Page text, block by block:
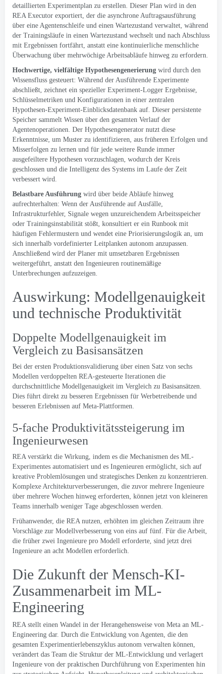
detaillierten Experimentplan zu erstellen. Dieser Plan wird in den
REA Executor exportiert, der die asynchrone Auftragsausführung
über eine Agentenschleife und einen Wartezustand verwaltet, während
der Trainingsläufe in einen Wartezustand wechselt und nach Abschluss
mit Ergebnissen fortfährt, anstatt eine kontinuierliche menschliche
Überwachung über mehrwöchige Arbeitsabläufe hinweg zu erfordern.
Hochwertige, vielfältige Hypothesengenerierung wird durch den
Wissensfluss gesteuert: Während der Ausführende Experimente
abschließt, zeichnet ein spezieller Experiment-Logger Ergebnisse,
Schlüsselmetriken und Konfigurationen in einer zentralen
Hypothesen-Experiment-Einblicksdatenbank auf. Dieser persistente
Speicher sammelt Wissen über den gesamten Verlauf der
Agentenoperationen. Der Hypothesengenerator nutzt diese
Erkenntnisse, um Muster zu identifizieren, aus früheren Erfolgen und
Misserfolgen zu lernen und für jede weitere Runde immer
ausgefeiltere Hypothesen vorzuschlagen, wodurch der Kreis
geschlossen und die Intelligenz des Systems im Laufe der Zeit
verbessert wird.
Belastbare Ausführung wird über beide Abläufe hinweg
aufrechterhalten: Wenn der Ausführende auf Ausfälle,
Infrastrukturfehler, Signale wegen unzureichendem Arbeitsspeicher
oder Trainingsinstabilität stößt, konsultiert er ein Runbook mit
häufigen Fehlermustern und wendet eine Priorisierungslogik an, um
sich innerhalb vordefinierter Leitplanken autonom anzupassen.
Anschließend wird der Planer mit umsetzbaren Ergebnissen
weitergeführt, anstatt den Ingenieuren routinemäßige
Unterbrechungen aufzuzeigen.
Auswirkung: Modellgenauigkeit
und technische Produktivität
Doppelte Modellgenauigkeit im
Vergleich zu Basisansätzen
Bei der ersten Produktionsvalidierung über einen Satz von sechs
Modellen verdoppelten REA-gesteuerte Iterationen die
durchschnittliche Modellgenauigkeit im Vergleich zu Basisansätzen.
Dies führt direkt zu besseren Ergebnissen für Werbetreibende und
besseren Erlebnissen auf Meta-Plattformen.
5-fache Produktivitätssteigerung im
Ingenieurwesen
REA verstärkt die Wirkung, indem es die Mechanismen des ML-
Experimentes automatisiert und es Ingenieuren ermöglicht, sich auf
kreative Problemlösungen und strategisches Denken zu konzentrieren.
Komplexe Architekturverbesserungen, die zuvor mehrere Ingenieure
über mehrere Wochen hinweg erforderten, können jetzt von kleineren
Teams innerhalb weniger Tage abgeschlossen werden.
Frühanwender, die REA nutzen, erhöhten im gleichen Zeitraum ihre
Vorschläge zur Modellverbesserung von eins auf fünf. Für die Arbeit,
die früher zwei Ingenieure pro Modell erforderte, sind jetzt drei
Ingenieure an acht Modellen erforderlich.
Die Zukunft der Mensch-KI-
Zusammenarbeit im ML-
Engineering
REA stellt einen Wandel in der Herangehensweise von Meta an ML-
Engineering dar. Durch die Entwicklung von Agenten, die den
gesamten Experimentierlebenszyklus autonom verwalten können,
verändert das Team die Struktur der ML-Entwicklung und verlagert
Ingenieure von der praktischen Durchführung von Experimenten hin